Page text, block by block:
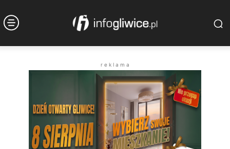
r e k l a m a